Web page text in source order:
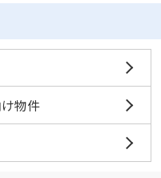
物件